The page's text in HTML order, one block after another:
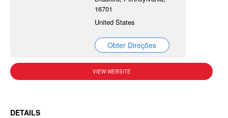
16701
United States
Obter Direções
VIEW WEBSITE
DETAILS